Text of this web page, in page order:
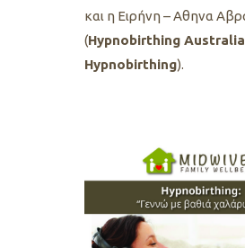
και η Ειρήνη – Αθηνα
(Ηypnobirthing Australia
Hypnobirthing).